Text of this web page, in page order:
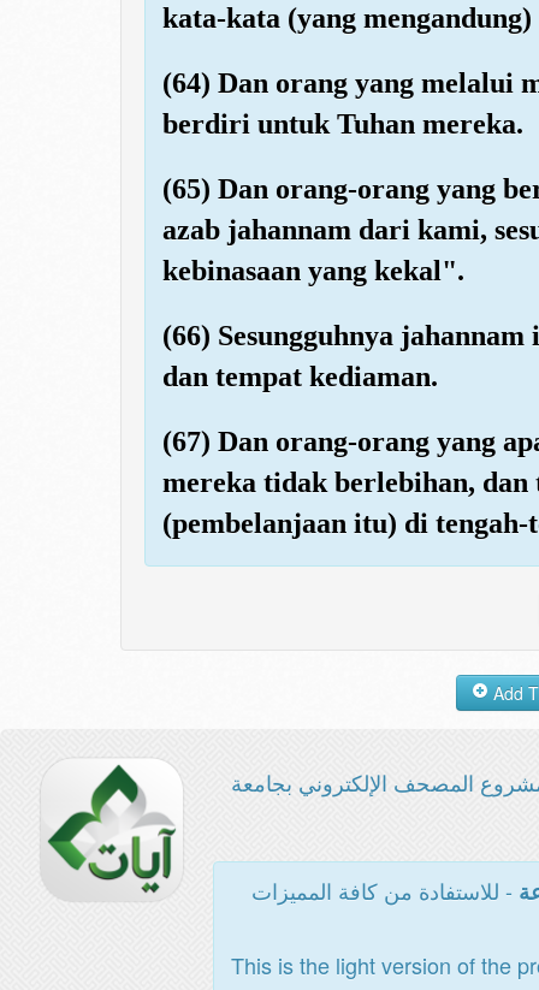
kata-kata (yang mengandung)
(64) Dan orang yang melalui
berdiri untuk Tuhan mereka.
(65) Dan orang-orang yang
azab jahannam dari kami,
kebinasaan yang kekal".
(66) Sesungguhnya
dan tempat kediaman.
(67) Dan orang-orang yang
mereka tidak berlebihan,
(pembelanjaan itu) di
المصحف الإلكتروني بجامعة
- للاستفادة من كافة المميزات
This is the light version of the